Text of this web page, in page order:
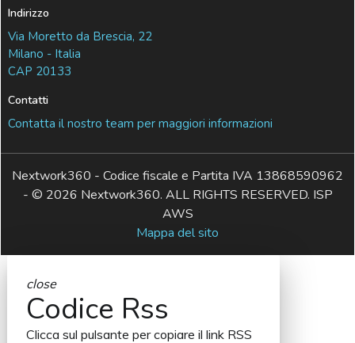
Indirizzo
Via Moretto da Brescia, 22
Milano - Italia
CAP 20133
Contatti
Contatta il nostro team per maggiori informazioni
Nextwork360 - Codice fiscale e Partita IVA 13868590962
- © 2026 Nextwork360. ALL RIGHTS RESERVED. ISP
AWS
Mappa del sito
close
Codice Rss
Clicca sul pulsante per copiare il link RSS